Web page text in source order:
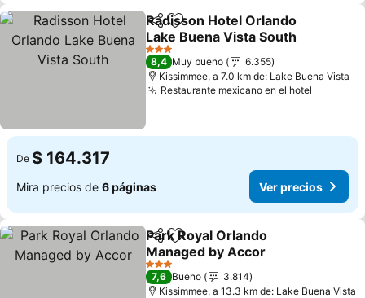
CompartirAgregar a favoritos
Radisson Hotel Orlando
Lake Buena Vista South
Ver precios
3 Estrellas
8,4 Muy bueno
6.355
Kissimmee, a 7.0 km de: Lake Buena Vista
Restaurante mexicano en el hotel
De $ 164.317
Mira precios de 6 páginas Ver precios
CompartirAgregar a favoritos
Park Royal Orlando
Managed by Accor
Ver precios
3 Estrellas
7,6 Bueno
3.814
Kissimmee, a 13.3 km de: Lake Buena Vista